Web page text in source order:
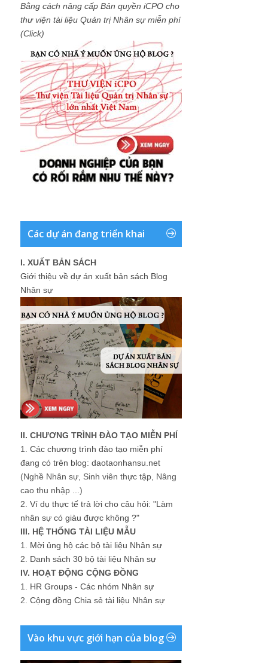
Bằng cách nâng cấp Bản quyền iCPO cho
thư viện tài liệu Quản trị Nhân sự miễn phí
(Click)
Các dự án đang triển khai
I. XUẤT BẢN SÁCH
Giới thiệu về dự án xuất bản sách Blog
Nhân sự
II. CHƯƠNG TRÌNH ĐÀO TẠO MIỄN PHÍ
1. Các chương trình đào tạo miễn phí
đang có trên blog: daotaonhansu.net
(Nghề Nhân sự, Sinh viên thực tập, Nâng
cao thu nhập ...)
2. Ví dụ thực tế trả lời cho câu hỏi: "Làm
nhân sự có giàu được không ?"
III. HỆ THỐNG TÀI LIỆU MẪU
1. Mời ủng hộ các bộ tài liệu Nhân sự
2. Danh sách 30 bộ tài liệu Nhân sự
IV. HOẠT ĐỘNG CỘNG ĐỒNG
1. HR Groups - Các nhóm Nhân sự
2. Cộng đồng Chia sẻ tài liệu Nhân sự
Vào khu vực giới hạn của blog